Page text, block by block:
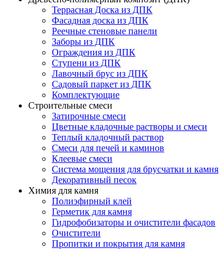
Террасная Доска из ДПК
Фасадная доска из ДПК
Реечные стеновые панели
Заборы из ДПК
Ограждения из ДПК
Ступени из ДПК
Лавочный брус из ДПК
Садовый паркет из ДПК
Комплектующие
Строительные смеси
Затирочные смеси
Цветные кладочные растворы и смеси
Теплый кладочный раствор
Смеси для печей и каминов
Клеевые смеси
Система мощения для брусчатки и камня
Декоративный песок
Химия для камня
Полиэфирный клей
Герметик для камня
Гидрофобизаторы и очистители фасадов
Очистители
Пропитки и покрытия для камня